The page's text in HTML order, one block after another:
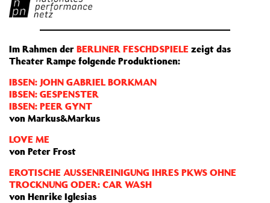
Im Rahmen der BERLINER FESCHDSPIELE zeigt das
Theater Rampe folgende Produktionen:
IBSEN: JOHN GABRIEL BORKMAN
IBSEN: GESPENSTER
IBSEN: PEER GYNT
von Markus&Markus
LOVE ME
von Peter Frost
EROTISCHE AUSSENREINIGUNG IHRES PKWS OHNE
TROCKNUNG ODER: CAR WASH
von Henrike Iglesias